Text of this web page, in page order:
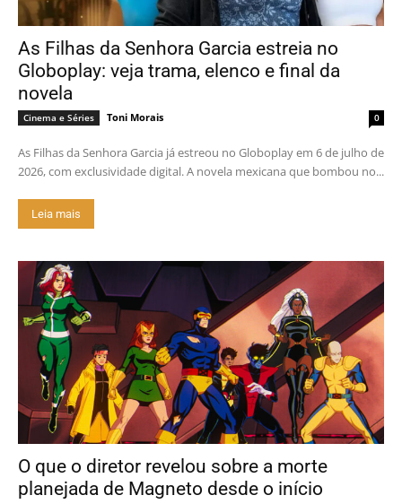
As Filhas da Senhora Garcia estreia no
Globoplay: veja trama, elenco e final da
novela
Cinema e Séries Toni Morais 0
As Filhas da Senhora Garcia já estreou no Globoplay em 6 de julho de
2026, com exclusividade digital. A novela mexicana que bombou no...
Leia mais
O que o diretor revelou sobre a morte
planejada de Magneto desde o início